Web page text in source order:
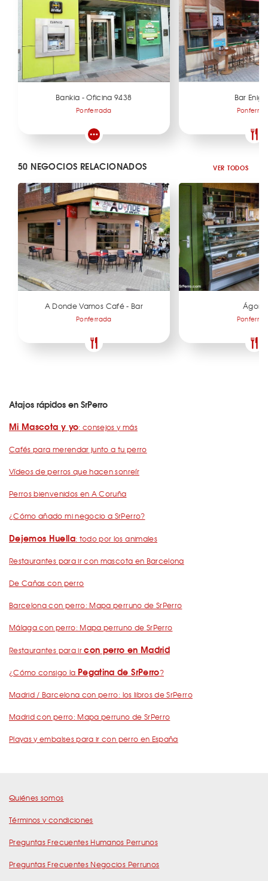
Bankia - Oficina 9438
Ponferrada
Bar
50 NEGOCIOS RELACIONADOS VER TODOS
A Donde Vamos Café - Bar
Ponferrada
Ágora
Atajos rápidos en SrPerro
Mi Mascota y yo: consejos y más
Cafés para merendar junto a tu perro
Vídeos de perros que hacen sonreír
Perros bienvenidos en A Coruña
¿Cómo añado mi negocio a SrPerro?
Dejemos Huella: todo por los animales
Restaurantes para ir con mascota en Barcelona
De Cañas con perro
Barcelona con perro: Mapa perruno de SrPerro
Málaga con perro: Mapa perruno de SrPerro
Restaurantes para ircon perro en Madrid
¿Cómo consigo la Pegatina de SrPerro?
Madrid / Barcelona con perro: los libros de SrPerro
Madrid con perro: Mapa perruno de SrPerro
Playas y embalses para ir con perro en España
Quiénes somos
Términos y condiciones
Preguntas Frecuentes Humanos Perrunos
Preguntas Frecuentes Negocios Perrunos